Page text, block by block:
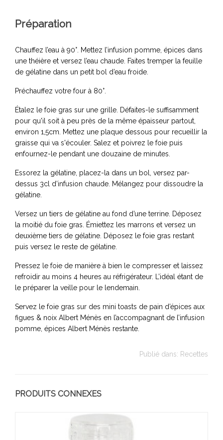
Préparation
Chauffez l’eau à 90°. Mettez l’infusion pomme, épices dans
une théière et versez l’eau chaude. Faites tremper la feuille
de gélatine dans un petit bol d’eau froide.
Préchauffez votre four à 80°.
Étalez le foie gras sur une grille. Défaites-le suffisamment
pour qu'il soit à peu près de la même épaisseur partout,
environ 1,5cm. Mettez une plaque dessous pour recueillir la
graisse qui va s'écouler. Salez et poivrez le foie puis
enfournez-le pendant une douzaine de minutes.
Essorez la gélatine, placez-la dans un bol, versez par-
dessus 3cl d’infusion chaude. Mélangez pour dissoudre la
gélatine.
Versez un tiers de gélatine au fond d’une terrine. Déposez
la moitié du foie gras. Émiettez les marrons et versez un
deuxième tiers de gélatine. Déposez le foie gras restant
puis versez le reste de gélatine.
Pressez le foie de manière à bien le compresser et laissez
refroidir au moins 4 heures au réfrigérateur. L’idéal étant de
le préparer la veille pour le lendemain.
Servez le foie gras sur des mini toasts de pain d’épices aux
figues & noix Albert Ménès en l’accompagnant de l’infusion
pomme, épices Albert Ménès restante.
Publié dans: Recettes
PRODUITS CONNEXES